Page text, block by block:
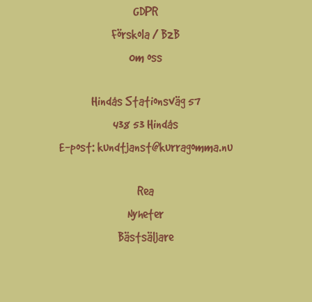
GDPR
Förskola / B2B
Om oss
Hindås Stationsväg 57
438 53 Hindås
E-post:kundtjanst@kurragomma.nu
Rea
Nyheter
Bästsäljare